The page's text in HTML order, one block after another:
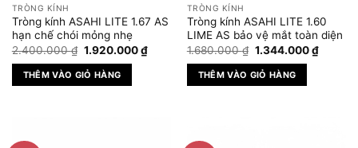
TRÒNG KÍNH
Tròng kính ASAHI LITE 1.67 AS
hạn chế chói mỏng nhẹ
2.400.000₫ Giá
là:
2.400.000 ₫.
1.920.000₫Giá
hiện
1.920.000 ₫.
THÊM VÀO GIỎ HÀNG
TRÒNG KÍNH
Tròng kính ASAHI LITE 1.60
LIME AS bảo vệ mắt toàn diện
1.680.000₫ Giá
gốc
là:
1.680.000 ₫.
1.344.000₫Giá
hiện
THÊM VÀO GIỎ HÀNG